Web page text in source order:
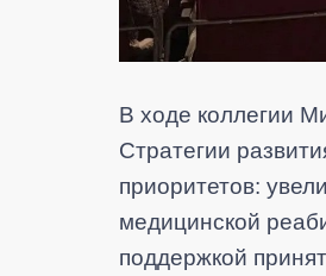
В ходе коллегии
Стратегии
приоритетов:
медицинской
поддержкой